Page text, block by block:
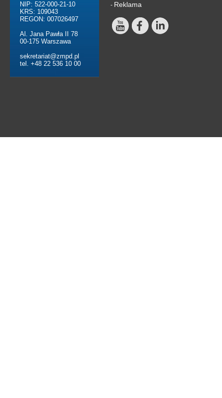
NIP: 522-000-21-10
KRS: 109043
REGON: 007026497
Al. Jana Pawła II 78
00-175 Warszawa
sekretariat@zmpd.pl
tel. +48 22 536 10 00
- Reklama